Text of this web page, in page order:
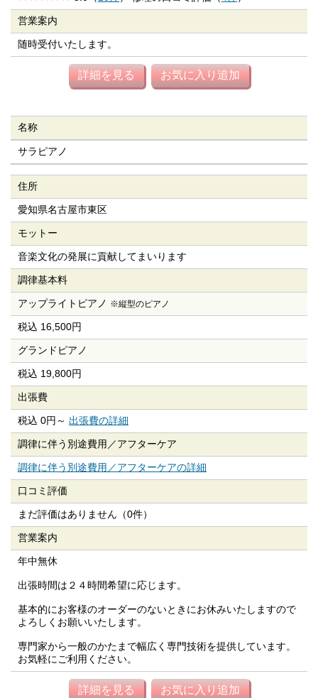
営業案内
随時受付いたします。
詳細を見る お気に入り追加
名称
サラピアノ
住所
愛知県名古屋市東区
モットー
音楽文化の発展に貢献してまいります
調律基本料
アップライトピアノ ※縦型のピアノ
税込 16,500円
グランドピアノ
税込 19,800円
出張費
税込 0円～ 出張費の詳細
調律に伴う別途費用／アフターケア
調律に伴う別途費用／アフターケアの詳細
口コミ評価
まだ評価はありません（0件）
営業案内
年中無休
出張時間は２４時間希望に応じます。
基本的にお客様のオーダーのないときにお休みいたしますので
よろしくお願いいたします。
専門家から一般のかたまで幅広く専門技術を提供しています。
お気軽にご利用ください。
詳細を見る お気に入り追加